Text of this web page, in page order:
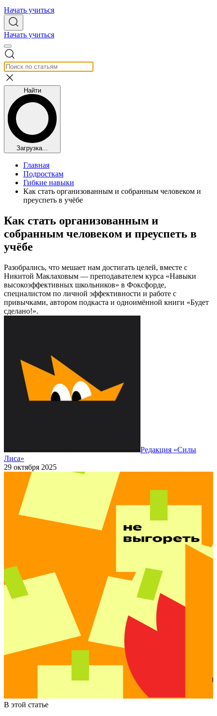
Начать учиться
Начать учиться
Найти
Загрузка...
Главная
Подросткам
Гибкие навыки
Как стать организованным и собранным человеком и
преуспеть в учёбе
Как стать организованным и
собранным человеком и преуспеть в
учёбе
Разобрались, что мешает нам достигать целей, вместе с
Никитой Маклаховым — преподавателем курса «Навыки
высокоэффективных школьников» в Фоксфорде,
специалистом по личной эффективности и работе с
привычками, автором подкаста и одноимённой книги «Будет
сделано!».
Редакция «Силы
Лиса»
29 октября 2025
В этой статье